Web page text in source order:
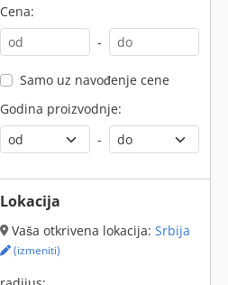
Cena:
-
Samo uz navođenje cene
Godina proizvodnje:
-
Lokacija
Vaša otkrivena lokacija: Srbija
(izmeniti)